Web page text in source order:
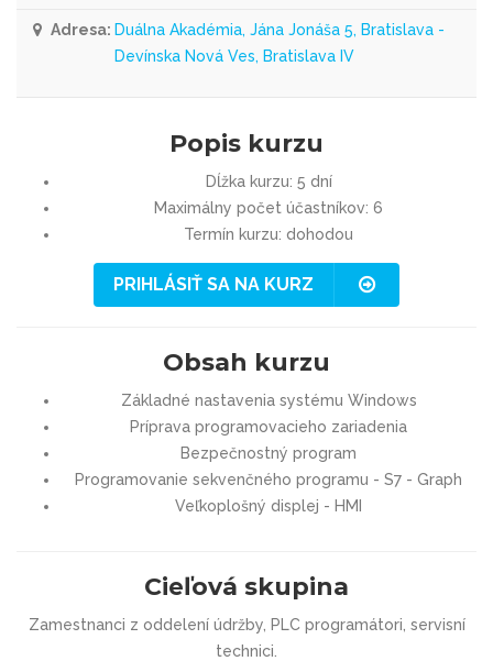
Adresa: Duálna Akadémia, Jána Jonáša 5, Bratislava -
Devínska Nová Ves, Bratislava IV
Popis kurzu
Dĺžka kurzu: 5 dní
Maximálny počet účastníkov: 6
Termín kurzu: dohodou
PRIHLÁSIŤ SA NA KURZ
Obsah kurzu
Základné nastavenia systému Windows
Príprava programovacieho zariadenia
Bezpečnostný program
Programovanie sekvenčného programu - S7 - Graph
Veľkoplošný displej - HMI
Cieľová skupina
Zamestnanci z oddelení údržby, PLC programátori, servisní
technici.